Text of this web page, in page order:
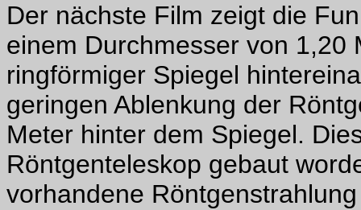
Der nächste Film zeigt die
einem Durchmesser von 1,20
ringförmiger Spiegel
geringen Ablenkung der
Meter hinter dem Spiegel.
Röntgenteleskop gebaut
vorhandene